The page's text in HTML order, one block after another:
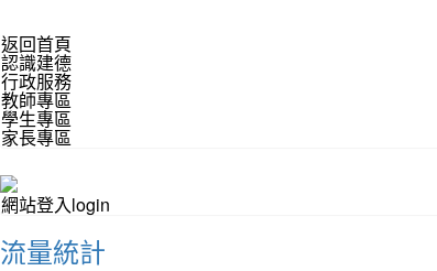
返回首頁
認識建德
行政服務
教師專區
學生專區
家長專區
網站登入login
流量統計